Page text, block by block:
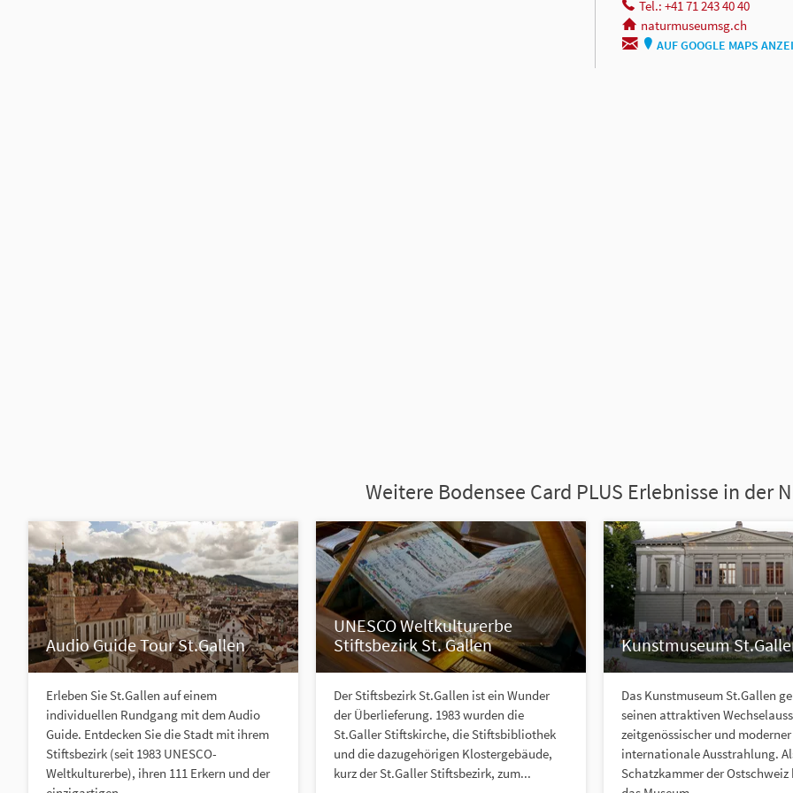
Tel.: +41 71 243 40 40
naturmuseumsg.ch
AUF GOOGLE MAPS
Weitere Bodensee Card PLUS Erlebnisse in der
Audio Guide Tour St.Gallen
Erleben Sie St.Gallen auf einem
individuellen Rundgang mit dem Audio
Guide. Entdecken Sie die Stadt mit ihrem
Stiftsbezirk (seit 1983 UNESCO-
Weltkulturerbe), ihren 111 Erkern und der
UNESCO Weltkulturerbe
Stiftsbezirk St. Gallen
Der Stiftsbezirk St.Gallen ist ein Wunder
der Überlieferung. 1983 wurden die
St.Galler Stiftskirche, die Stiftsbibliothek
und die dazugehörigen Klostergebäude,
kurz der St.Galler Stiftsbezirk, zum...
Kunstmuseum
Das Kunstmuseum St.Gallen
seinen attraktiven
zeitgenössischer und
internationale Ausstrahlung.
Schatzkammer der